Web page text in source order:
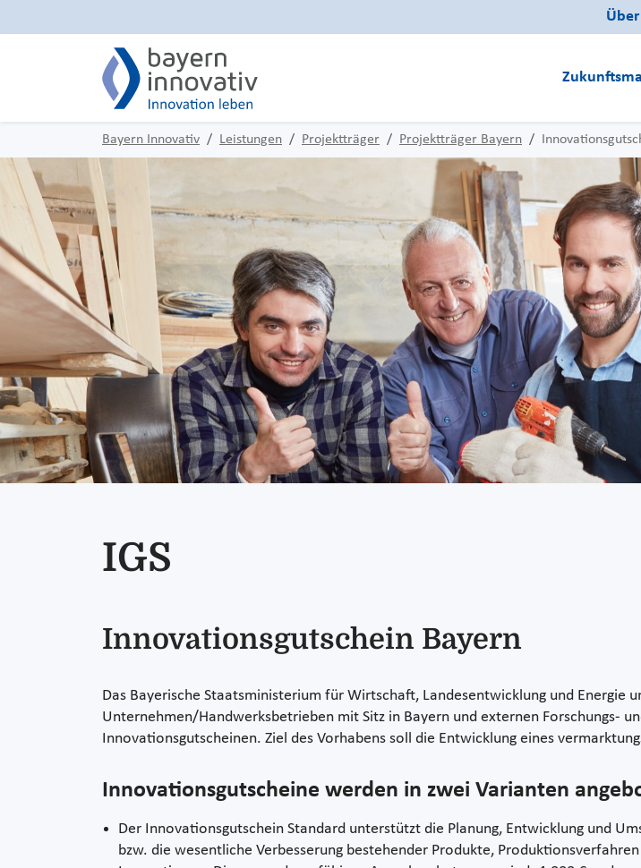
Bayern Innovativ Leistungen Projektträger Projektträger Bayern
IGS
Innovationsgutschein Bayern
Das Bayerische Staatsministerium für Wirtschaft, Landesentwicklung und Energie
Unternehmen/Handwerksbetrieben mit Sitz in Bayern und externen Forschungs-
Innovationsgutscheinen. Ziel des Vorhabens soll die Entwicklung eines
Innovationsgutscheine werden in zwei Varianten
Der Innovationsgutschein Standard unterstützt die Planung, Entwicklung und
bzw. die wesentliche Verbesserung bestehender Produkte,